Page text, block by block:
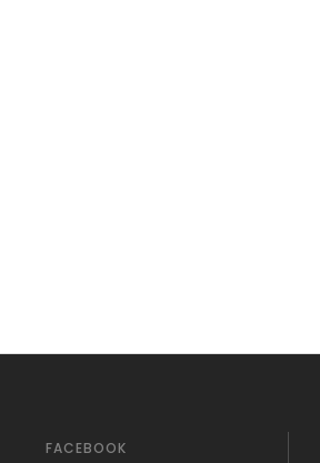
FACEBOOK